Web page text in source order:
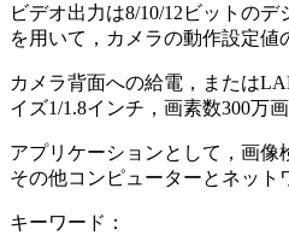
ビデオ出力は8/10/12ビットの
を用いて，カメラの動作設定値
カメラ背面への給電，または
イズ1/1.8インチ，画素数300万
アプリケーションとして，画像
その他コンピューターとネット
キーワード：